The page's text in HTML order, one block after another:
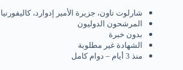
شارلوت تاون، جزيرة الأمير إدوارد، كاليفورنيا
المرشحون الدوليون
بدون خبرة
الشهادة غير مطلوبة
منذ 3 أيام – دوام كامل